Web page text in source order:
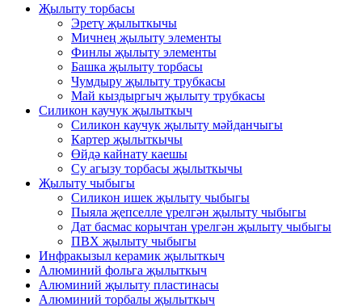
Җылыту торбасы
Эретү җылыткычы
Мичнең җылыту элементы
Финлы җылыту элементы
Башка җылыту торбасы
Чумдыру җылыту трубкасы
Май кыздыргыч җылыту трубкасы
Силикон каучук җылыткыч
Силикон каучук җылыту мәйданчыгы
Картер җылыткычы
Өйдә кайнату каешы
Су агызу торбасы җылыткычы
Җылыту чыбыгы
Силикон ишек җылыту чыбыгы
Пыяла җепселле үрелгән җылыту чыбыгы
Дат басмас корычтан үрелгән җылыту чыбыгы
ПВХ җылыту чыбыгы
Инфракызыл керамик җылыткыч
Алюминий фольга җылыткыч
Алюминий җылыту пластинасы
Алюминий торбалы җылыткыч